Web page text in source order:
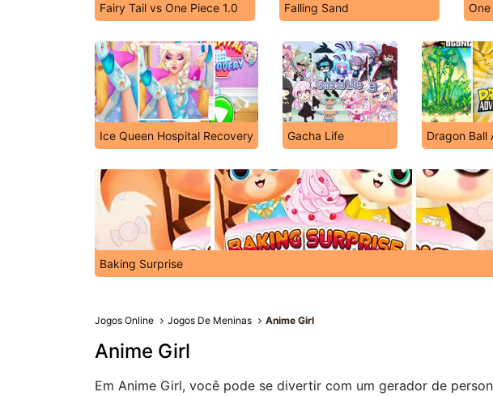
Fairy Tail vs One Piece 1.0 Falling Sand
Ice Queen Hospital Recovery Gacha Life Dragon Ball
Baking Surprise
Jogos Online Jogos De Meninas Anime Girl
Anime Girl
Em Anime Girl, você pode se divertir com um gerador de